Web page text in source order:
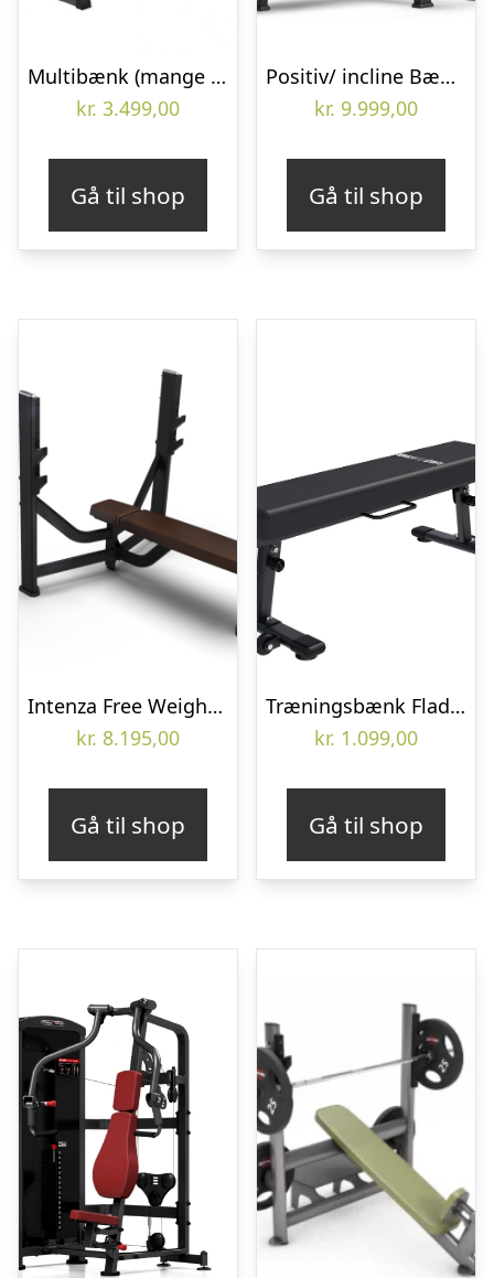
Multibænk (mange træningsmuligheder)
kr. 3.499,00
Gå til shop
Positiv/ incline Bænkpres (Skaffevare)
kr. 9.999,00
Gå til shop
Intenza Free Weight Line Olympisk Bænkpres
kr. 8.195,00
Gå til shop
Træningsbænk Flad – sammenklappelig med hjul
kr. 1.099,00
Gå til shop